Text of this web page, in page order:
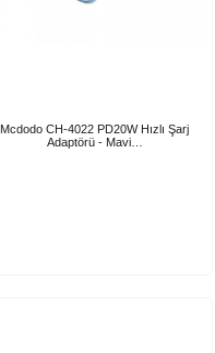
Mcdodo CH-4022 PD20W Hızlı Şarj
Adaptörü - Mavi…